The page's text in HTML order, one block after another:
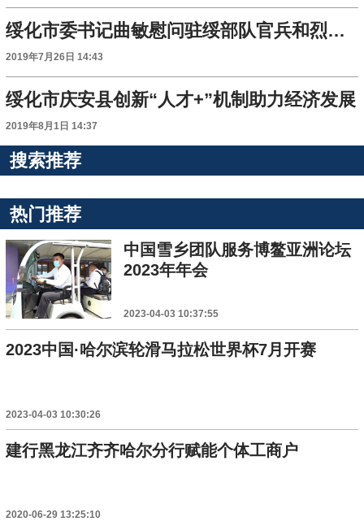
绥化市委书记曲敏慰问驻绥部队官兵和烈士遗属
2019年7月26日 14:43
绥化市庆安县创新“人才+”机制助力经济发展
2019年8月1日 14:37
搜索推荐
热门推荐
中国雪乡团队服务博鳌亚洲论坛
2023年年会
2023-04-03 10:37:55
2023中国·哈尔滨轮滑马拉松世界杯7月开赛
2023-04-03 10:30:26
建行黑龙江齐齐哈尔分行赋能个体工商户
2020-06-29 13:25:10